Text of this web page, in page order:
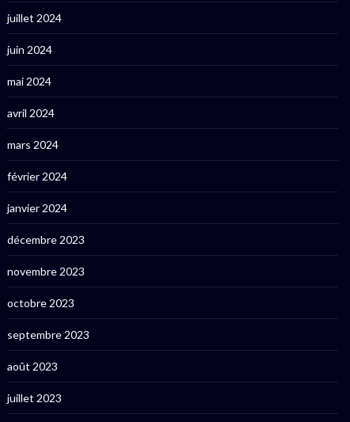
juillet 2024
juin 2024
mai 2024
avril 2024
mars 2024
février 2024
janvier 2024
décembre 2023
novembre 2023
octobre 2023
septembre 2023
août 2023
juillet 2023